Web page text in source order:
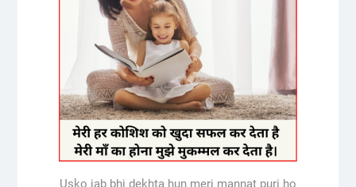
Usko jab bhi dekhta hun meri mannat puri ho